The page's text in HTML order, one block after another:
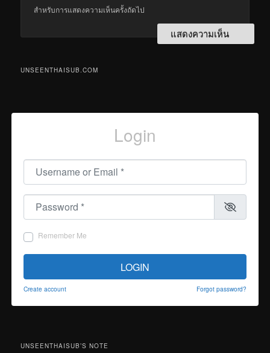
สำหรับการแสดงความเห็นครั้งถัดไป
UNSEENTHAISUB.COM
Login
Username or Email
Password
Remember Me
LOGIN
Create account Forgot password?
UNSEENTHAISUB’S NOTE